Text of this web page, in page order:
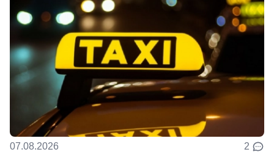
07.08.2026 2